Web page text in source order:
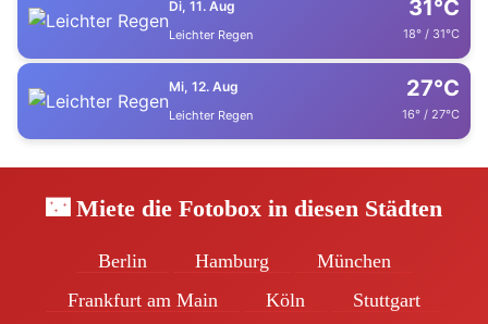
Di, 11. Aug
Leichter Regen
31°C
18° / 31°C
Mi, 12. Aug
Leichter Regen
27°C
16° / 27°C
🌃 Miete die Fotobox in diesen Städten
Berlin Hamburg
München
Frankfurt am Main
Köln Stuttgart